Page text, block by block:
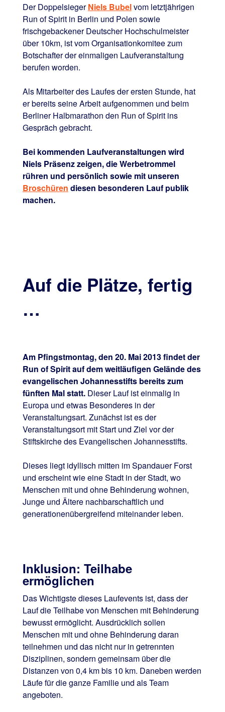
Der DoppelsiegerNiels Bubelvom letztjährigen
Run of Spirit in Berlin und Polen sowie
frischgebackener Deutscher Hochschulmeister
über 10km, ist vom Organisationkomitee zum
Botschafter der einmaligen Laufveranstaltung
berufen worden.
Als Mitarbeiter des Laufes der ersten Stunde, hat
er bereits seine Arbeit aufgenommen und beim
Berliner Halbmarathon den Run of Spirit ins
Gespräch gebracht.
Bei kommenden Laufveranstaltungen wird
Niels Präsenz zeigen, die Werbetrommel
rühren und persönlich sowie mit unseren
Broschüren diesen besonderen Lauf publik
machen.
Auf die Plätze, fertig
…
Am Pfingstmontag, den 20. Mai 2013 findet der
Run of Spirit auf dem weitläufigen Gelände des
evangelischen Johannesstifts bereits zum
fünften Mal statt.Dieser Lauf ist einmalig in
Europa und etwas Besonderes in der
Veranstaltungsart. Zunächst ist es der
Veranstaltungsort mit Start und Ziel vor der
Stiftskirche des Evangelischen Johannesstifts.
Dieses liegt idyllisch mitten im Spandauer Forst
und erscheint wie eine Stadt in der Stadt, wo
Menschen mit und ohne Behinderung wohnen,
Junge und Ältere nachbarschaftlich und
generationenübergreifend miteinander leben.
Inklusion: Teilhabe
ermöglichen
Das Wichtigste dieses Laufevents ist, dass der
Lauf die Teilhabe von Menschen mit Behinderung
bewusst ermöglicht. Ausdrücklich sollen
Menschen mit und ohne Behinderung daran
teilnehmen und das nicht nur in getrennten
Disziplinen, sondern gemeinsam über die
Distanzen von 0,4 km bis 10 km. Daneben werden
Läufe für die ganze Familie und als Team
angeboten.